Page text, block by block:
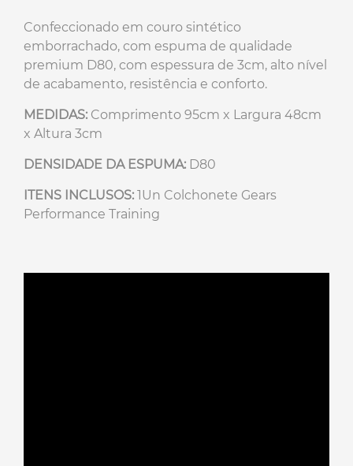
Confeccionado em couro sintético
emborrachado, com espuma de qualidade
premium D80, com espessura de 3cm, alto nível
de acabamento, resistência e conforto.
MEDIDAS: Comprimento 95cm x Largura 48cm
x Altura 3cm
DENSIDADE DA ESPUMA: D80
ITENS INCLUSOS: 1Un Colchonete Gears
Performance Training